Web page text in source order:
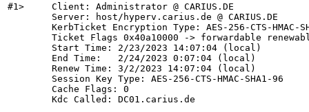
#1>     Client: Administrator @ CARIUS.DE
        Server: host/hyperv.carius.de @ CARIUS.DE
KerbTicket Encryption Type: AES-256-CTS-HMAC-
Ticket Flags 0x40a10000 -> forwardable
        Start Time: 2/23/2023 14:07:04 (local)
        End Time:   2/24/2023 0:07:04 (local)
        Renew Time: 3/2/2023 14:07:04 (local)
        Session Key Type: AES-256-CTS-HMAC-SHA1-96
        Cache Flags: 0
        Kdc Called: DC01.carius.de